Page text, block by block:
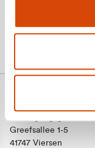
Greefsallee 1-5
41747 Viersen